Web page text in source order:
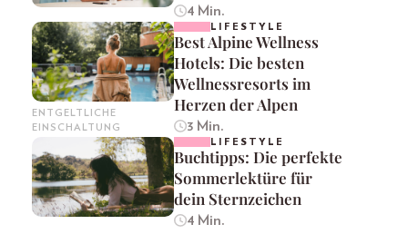
4 Min.
ENTGELTLICHE
EINSCHALTUNG
LIFESTYLE
Best Alpine Wellness
Hotels: Die besten
Wellnessresorts im
Herzen der Alpen
3 Min.
LIFESTYLE
Buchtipps: Die perfekte
Sommerlektüre für
dein Sternzeichen
4 Min.